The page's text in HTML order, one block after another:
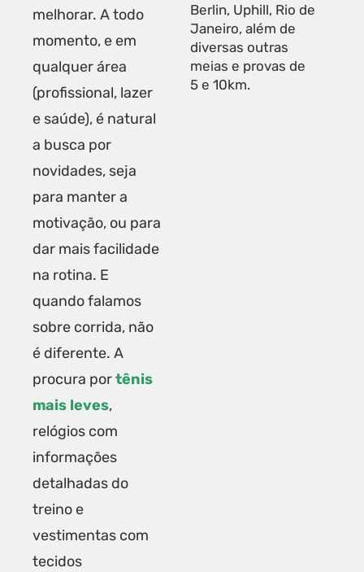
melhorar. A todo
momento, e em
qualquer área
(profissional, lazer
e saúde), é natural
a busca por
novidades, seja
para manter a
motivação, ou para
dar mais facilidade
na rotina. E
quando falamos
sobre corrida, não
é diferente. A
procura portênis
mais leves,
relógios com
informações
detalhadas do
treino e
vestimentas com
tecidos
Berlin, Uphill, Rio de
Janeiro, além de
diversas outras
meias e provas de
5 e 10km.